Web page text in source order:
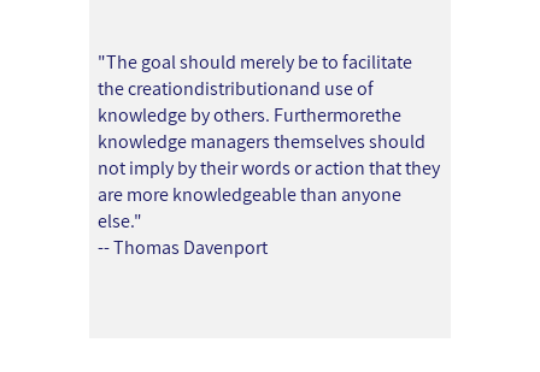
"The goal should merely be to facilitate
the creationdistributionand use of
knowledge by others. Furthermorethe
knowledge managers themselves should
not imply by their words or action that they
are more knowledgeable than anyone
else."
-- Thomas Davenport